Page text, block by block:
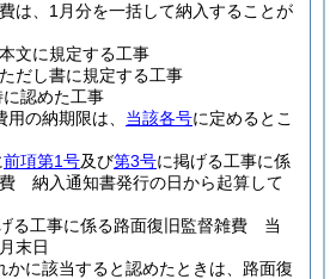
は、1月分を一括して納入することが
文に規定する工事
だし書に規定する工事
認めた工事
用の納期限は、 当該各号に定めるとこ
前項第1号及び第3号に掲げる工事に係
納入通知書発行の日から起算して
る工事に係る路面復旧監督雑費 当
末日
かに該当すると認めたときは、路面復